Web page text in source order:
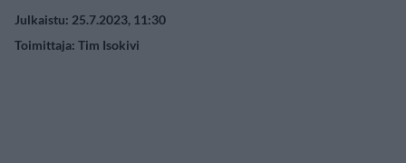
Julkaistu: 25.7.2023, 11:30
Toimittaja: Tim Isokivi